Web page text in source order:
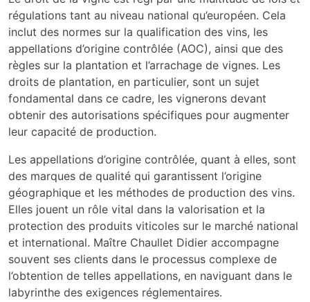
régulations tant au niveau national qu’européen. Cela
inclut des normes sur la qualification des vins, les
appellations d’origine contrôlée (AOC), ainsi que des
règles sur la plantation et l’arrachage de vignes. Les
droits de plantation, en particulier, sont un sujet
fondamental dans ce cadre, les vignerons devant
obtenir des autorisations spécifiques pour augmenter
leur capacité de production.
Les appellations d’origine contrôlée, quant à elles, sont
des marques de qualité qui garantissent l’origine
géographique et les méthodes de production des vins.
Elles jouent un rôle vital dans la valorisation et la
protection des produits viticoles sur le marché national
et international. Maître Chaullet Didier accompagne
souvent ses clients dans le processus complexe de
l’obtention de telles appellations, en naviguant dans le
labyrinthe des exigences réglementaires.